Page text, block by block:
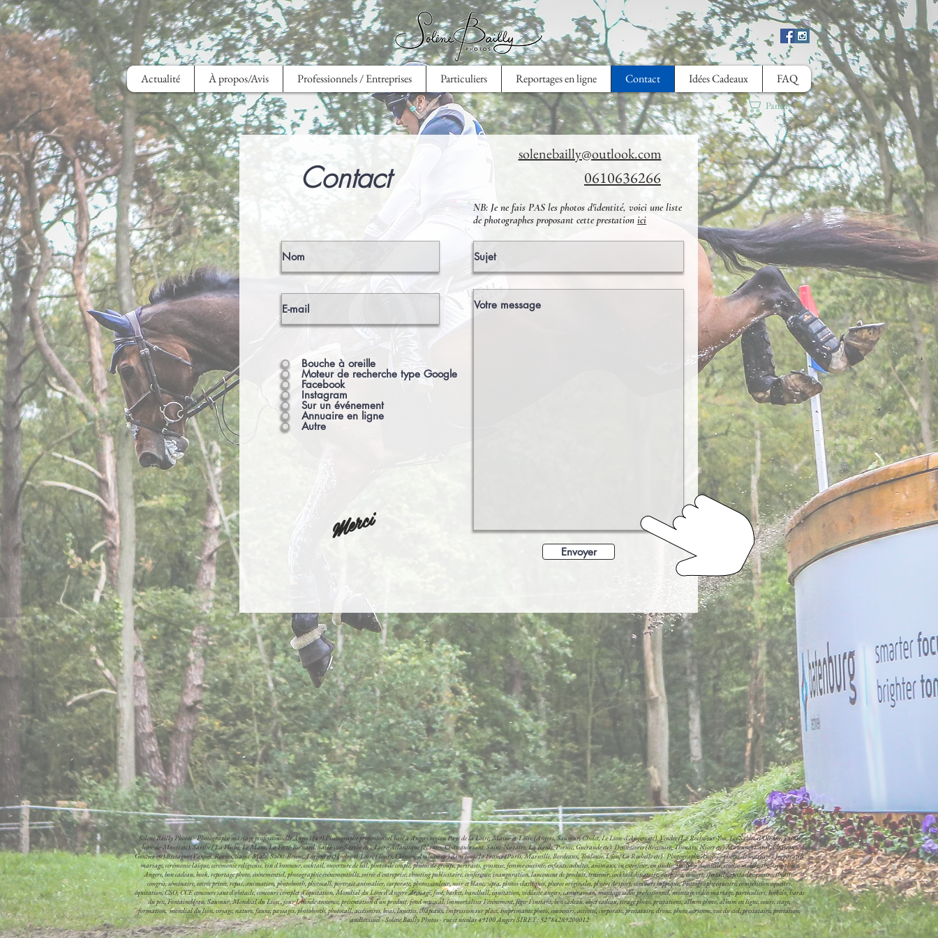
Actualité À propos/Avis Professionnels / Entreprises Particuliers Reportages en ligne Contact Idées Cadeaux FAQ
Panier
Contact
solenebailly@outlook.com
0610636266
NB: Je ne fais PAS les photos d'identité, voici une liste
de photographes proposant cette prestation ici
Bouche à oreille
Moteur de recherche type Google
Facebook
Instagram
Sur un événement
Annuaire en ligne
Autre
Merci
Envoyer
Solène Bailly Photos - Photographe mariage professionnelle Angers (49) Photographe professionnel basé à Angers région Pays de la Loire, Maine-et-Loire (Angers, Saumur, Cholet, Le Lion-d'Angers etc), Vendée (La Roche-sur-Yon, Les Sables-d'Olonne, Saint-
Jean-de-Monts etc), Sarthe ( La Flèche, Le Mans, La Ferté-Bernard, Sablé-sur-Sarthe etc), Loire-Atlantique (Nantes, Châteaubriant, Saint-Nazaire, La Baule, Pornic, Guérande etc), Deux-sèvres (Bressuire, Thouars, Niort etc) Mayenne (Laval, Château-
Gontier etc) Bretagne (Vannes, Rennes, Saint-Malo, Saint-Brieuc, Lorient etc) Indre-et-Loire (Tours, Chinon, Amboise etc) dans toute la France (Paris, Marseille, Bordeaux, Toulouse, Lyon, La Rochelle etc) . Photographe Angers - photos de mariage - préparatifs
mariage, cérémonie laïque, cérémonie religieuse, vin d'honneur, cocktail, ouverture de bal, photos de couple, photos de groupe, portraits, grossesse, femme enceinte, enfants, adultes, animaux, en extérieur, en studio, studio à domicile, studio mobile, shooting photo
Angers, bon cadeau, book, reportage photo, événementiel, photographie événementielle, soirée d'entreprise, shooting publicitaire, conférence, inauguration, lancement de produit, traiteur, cocktail dinatoire, réception, concert, spectacle, spectacle équestre, théâtre,
congrès, séminaire, soirée privée, repas, animation, photobooth, photocall, portrait animalier, corporate, photos couleur, noir et blanc, sépia, photos classiques, photos originales, photos de sport, concours hippique, Photographe équestre, compétition équestre,
équitation, CSO, CCE concours saut d'obstacle, concours complet d'équitation, Mondial du Lion d'Angers ,dressage, foot, basket, handball, équitation, vidéaste angers, caméraman, montage vidéo professionnel, montage vidéo mariage, particuliers, boekelo, haras
du pin, Fontainebleau, Saumur, Mondial du Lion , jour J, bande annonce, présentation d'un produit, fond musical, immortaliser l'événement, figer l'instant, bon cadeau, objet cadeau, tirage photo, prestations, album photo, album en ligne, cours, stage,
formation, mondial du lion, voyage, nature, faune, paysages, photobooth, photocall, accessoires, boas, lunettes, chapeaux, impression sur place, imprimante photo, souvenirs, activité, corporate, prestataire, drone, photo aérienne, vue du ciel, prestataire, prestation,
audiovisuel - Solène Bailly Photos - rue st nicolas 49100 Angers SIRET : 52784289200012